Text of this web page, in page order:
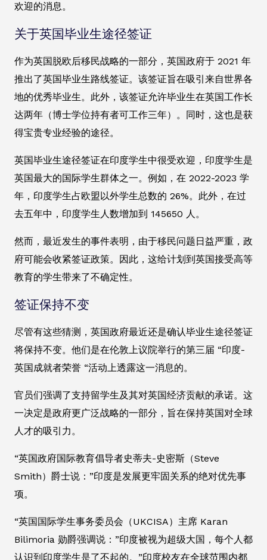
欢迎的消息。
关于英国毕业生途径签证
作为英国脱欧后移民战略的一部分，英国政府于 2021 年
推出了英国毕业生路线签证。该签证旨在吸引来自世界各
地的优秀毕业生。此外，该签证允许毕业生在英国工作长
达两年（博士学位持有者可工作三年）。同时，这也是获
得宝贵专业经验的途径。
英国毕业生途径签证在印度学生中很受欢迎，印度学生是
英国最大的国际学生群体之一。例如，在 2022-2023 学
年，印度学生占欧盟以外学生总数的 26%。此外，在过
去五年中，印度学生人数增加到 145650 人。
然而，最近发生的事件表明，由于移民问题日益严重，政
府可能会收紧签证政策。因此，这给计划到英国接受高等
教育的学生带来了不确定性。
签证保持不变
尽管有这些猜测，英国政府最近还是确认毕业生途径签证
将保持不变。他们是在伦敦上议院举行的第三届 “印度-
英国成就者荣誉 “活动上透露这一消息的。
官员们强调了支持留学生及其对英国经济贡献的承诺。这
一决定是政府更广泛战略的一部分，旨在保持英国对全球
人才的吸引力。
“英国政府国际教育倡导者史蒂夫-史密斯（Steve
Smith）爵士说：”印度是发展更牢固关系的绝对优先事
项。
“英国国际学生事务委员会（UKCISA）主席 Karan
Bilimoria 勋爵强调说：”印度被视为超级大国，每个人都
认识到印度学生是了不起的。”印度校友在全球范围内都